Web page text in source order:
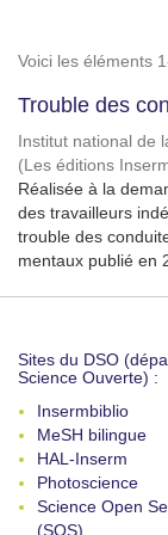
Voici les éléments
Trouble des
Institut national de
(Les éditions
Réalisée à la
des travailleurs
trouble des
mentaux publié en
Sites du DSO
Science Ouverte) :
Insermbiblio
MeSH bilingue
HAL-Inserm
Photoscience
Science Open
(SOS)